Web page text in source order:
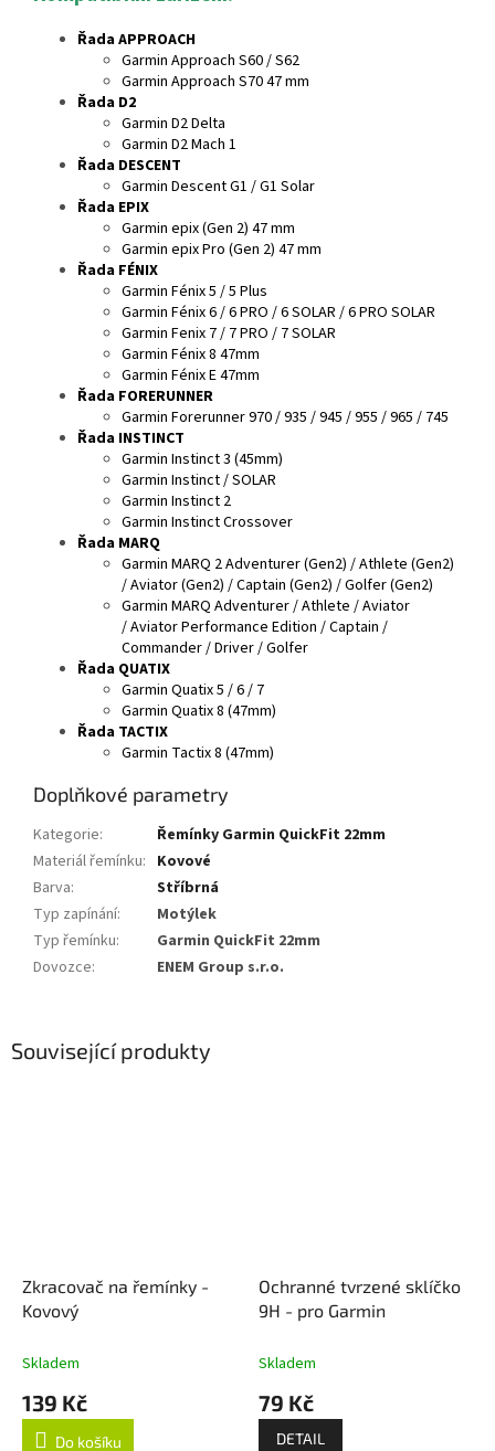
Související produkty
Zkracovač na řemínky -
Kovový
Skladem
139 Kč
Do košíku
Ochranné tvrzené sklíčko
9H - pro Garmin
Skladem
79 Kč
DETAIL
Řada APPROACH
Garmin Approach S60 / S62
Garmin Approach S70 47 mm
Řada D2
Garmin D2 Delta
Garmin D2 Mach 1
Řada DESCENT
Garmin Descent G1 / G1 Solar
Řada EPIX
Garmin epix (Gen 2) 47 mm
Garmin epix Pro (Gen 2) 47 mm
Řada FÉNIX
Garmin Fénix 5 / 5 Plus
Garmin Fénix 6 / 6 PRO / 6 SOLAR / 6 PRO SOLAR
Garmin Fenix 7 / 7 PRO / 7 SOLAR
Garmin Fénix 8 47mm
Garmin Fénix E 47mm
Řada FORERUNNER
Garmin Forerunner 970 / 935 / 945 / 955 / 965 / 745
Řada INSTINCT
Garmin Instinct 3 (45mm)
Garmin Instinct / SOLAR
Garmin Instinct 2
Garmin Instinct Crossover
Řada MARQ
Garmin MARQ 2 Adventurer (Gen2) / Athlete (Gen2)
/ Aviator (Gen2) / Captain (Gen2) / Golfer (Gen2)
Garmin MARQ Adventurer / Athlete / Aviator
/ Aviator Performance Edition / Captain /
Commander / Driver / Golfer
Řada QUATIX
Garmin Quatix 5 / 6 / 7
Garmin Quatix 8 (47mm)
Řada TACTIX
Garmin Tactix 8 (47mm)
Doplňkové parametry
Kategorie:
Řemínky Garmin QuickFit 22mm
Materiál řemínku: Kovové
Barva:
Stříbrná
Typ zapínání:
Motýlek
Typ řemínku:
Garmin QuickFit 22mm
Dovozce: ENEM Group s.r.o.